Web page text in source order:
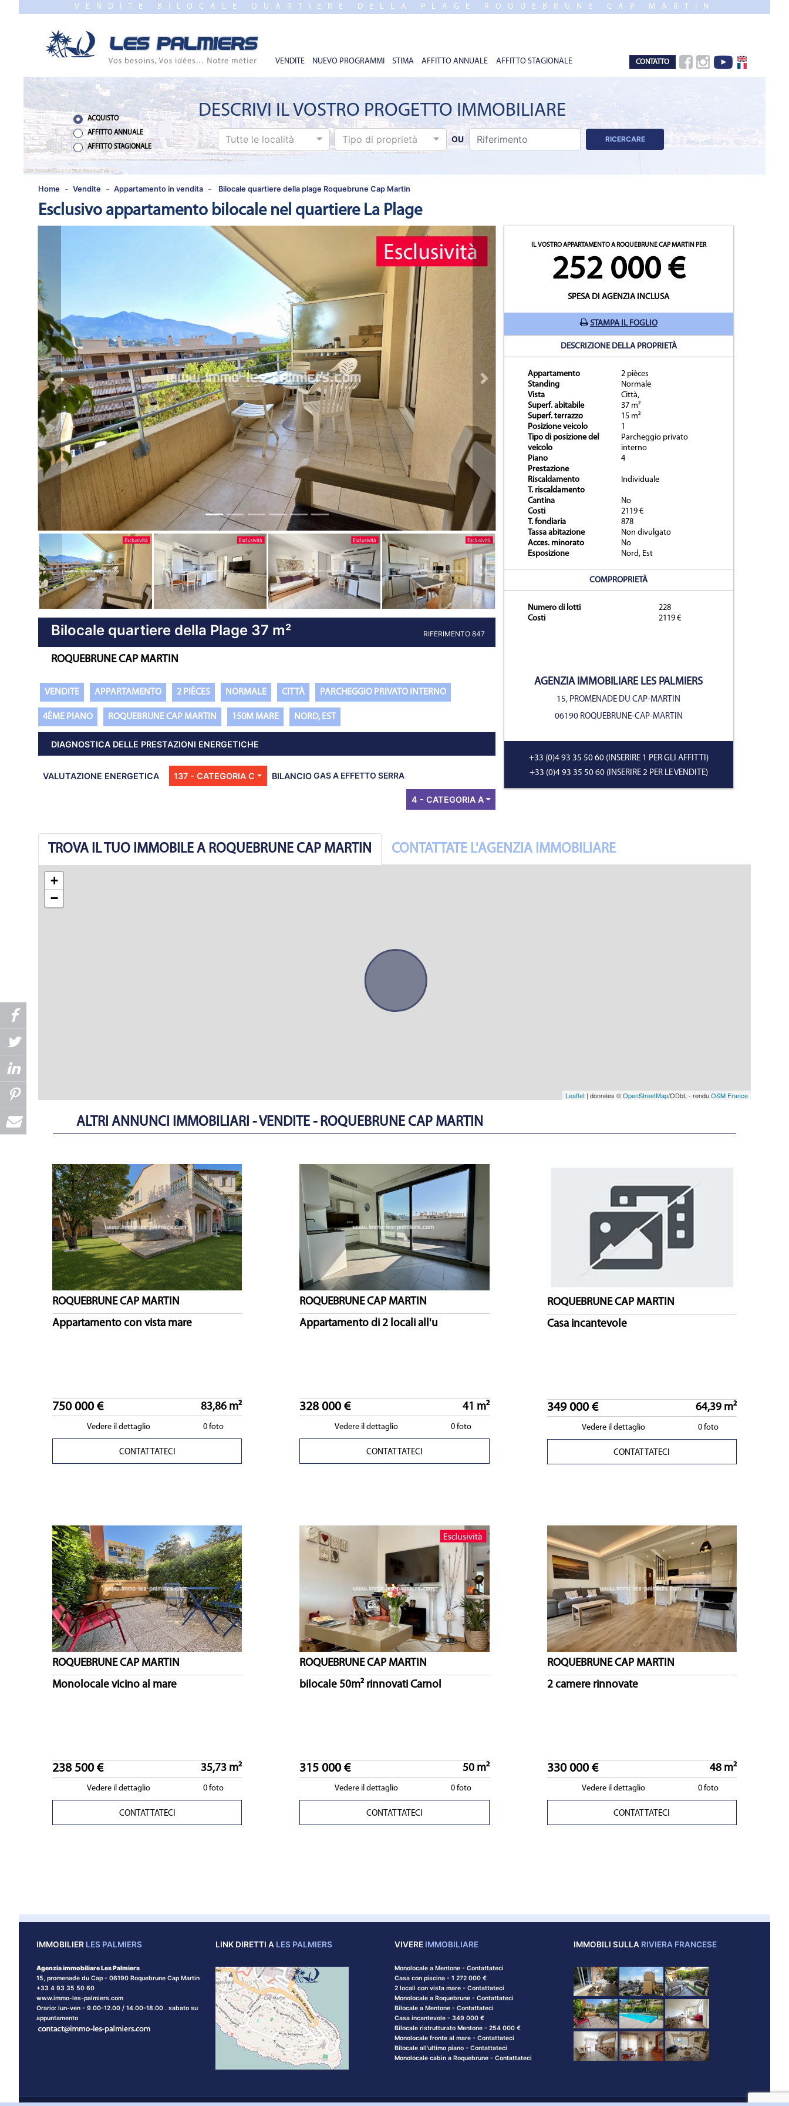
VENDITE BILOCALE QUARTIERE DELLA PLAGE ROQUEBRUNE CAP MARTIN
VENDITE NUEVO PROGRAMMI STIMA AFFITTO ANNUALE AFFITTO STAGIONALE CONTATTO
VENDITE
PROGRAMMI
STIMA
ANNUALE
AFFITTO
DESCRIVI IL VOSTRO PROGETTO IMMOBILIARE
ACQUISTO
AFFITTO ANNUALE
AFFITTO STAGIONALE
Tutte le località Tipo di proprietà OU RICERCARE
Home Vendite Appartamento in vendita Bilocale quartiere della plage Roquebrune Cap Martin
Esclusivo appartamento bilocale nel quartiere La Plage
Proprietà precedente Prossima proprietà
Proprietà precedente Prossima proprietà
Bilocale quartiere della Plage 37 m² RIFERIMENTO 847
ROQUEBRUNE CAP MARTIN
VENDITE APPARTAMENTO 2 PIÈCES NORMALE CITTÀ PARCHEGGIO PRIVATO INTERNO
4ÈME PIANO ROQUEBRUNE CAP MARTIN 150M MARE NORD, EST
DIAGNOSTICA DELLE PRESTAZIONI ENERGETICHE
VALUTAZIONE ENERGETICA 137 - CATEGORIA C BILANCIOGAS A EFFETTO SERRA
4 - CATEGORIA A
IL VOSTRO APPARTAMENTO A ROQUEBRUNE CAP MARTIN PER
252 000 €
SPESA DI AGENZIA INCLUSA
STAMPA IL FOGLIO
DESCRIZIONE DELLA PROPRIETÀ
Appartamento
2 pièces
Standing
Normale
Vista
Città,
Superf. abitabile
37 m²
Superf. terrazzo
15 m²
Posizione veicolo
1
Tipo di posizione del
veicolo
Parcheggio privato
interno
Piano
4
Prestazione
Riscaldamento
Individuale
T. riscaldamento
Cantina
No
Costi
2119 €
T. fondiaria
878
Tassa abitazione
Non divulgato
Acces. minorato
No
Esposizione
Nord, Est
COMPROPRIETÀ
Numero di lotti
228
Costi
2119 €
AGENZIA IMMOBILIARE LES PALMIERS
15, PROMENADE DU CAP-MARTIN
06190 ROQUEBRUNE-CAP-MARTIN
+33 (0)4 93 35 50 60 (INSERIRE 1 PER GLI AFFITTI)
+33 (0)4 93 35 50 60 (INSERIRE 2 PER LE VENDITE)
TROVA IL TUO IMMOBILE A ROQUEBRUNE CAP MARTIN CONTATTATE L'AGENZIA IMMOBILIARE
+
−
Leaflet | données ©OpenStreetMap/ODbL - renduOSM France
ALTRI ANNUNCI IMMOBILIARI - VENDITE - ROQUEBRUNE CAP MARTIN
ROQUEBRUNE CAP MARTIN
Appartamento con vista mare
750 000 € 83,86 m²
Vedere il dettaglio 0 foto
CONTATTATECI
ROQUEBRUNE CAP MARTIN
Appartamento di 2 locali all'u
328 000 € 41 m²
Vedere il dettaglio 0 foto
CONTATTATECI
ROQUEBRUNE CAP MARTIN
Casa incantevole
349 000 € 64,39 m²
Vedere il dettaglio 0 foto
CONTATTATECI
ROQUEBRUNE CAP MARTIN
Monolocale vicino al mare
238 500 € 35,73 m²
Vedere il dettaglio 0 foto
CONTATTATECI
ROQUEBRUNE CAP MARTIN
bilocale 50m² rinnovati Carnol
315 000 € 50 m²
Vedere il dettaglio 0 foto
CONTATTATECI
ROQUEBRUNE CAP MARTIN
2 camere rinnovate
330 000 € 48 m²
Vedere il dettaglio 0 foto
CONTATTATECI
IMMOBILIER LES PALMIERS
Agenzia immobiliare Les Palmiers
15, promenade du Cap - 06190 Roquebrune Cap Martin
+33 4 93 35 50 60
www.immo-les-palmiers.com
Orario: lun-ven - 9.00-12.00 / 14.00-18.00 . sabato su
appuntamento
LINK DIRETTI A LES PALMIERS VIVERE IMMOBILIARE
Monolocale a Mentone - Contattateci
Casa con piscina - 1 272 000 €
2 locali con vista mare - Contattateci
Monolocale a Roquebrune - Contattateci
Bilocale a Mentone - Contattateci
Casa incantevole - 349 000 €
Bilocale ristrutturato Mentone - 254 000 €
Monolocale fronte al mare - Contattateci
Bilocale all'ultimo piano - Contattateci
Monolocale cabin a Roquebrune - Contattateci
IMMOBILI SULLA RIVIERA FRANCESE